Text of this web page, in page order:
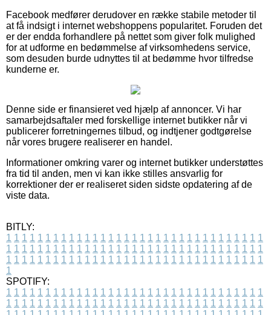
Facebook medfører derudover en række stabile metoder til
at få indsigt i internet webshoppens popularitet. Foruden det
er der endda forhandlere på nettet som giver folk mulighed
for at udforme en bedømmelse af virksomhedens service,
som desuden burde udnyttes til at bedømme hvor tilfredse
kunderne er.
Denne side er finansieret ved hjælp af annoncer. Vi har
samarbejdsaftaler med forskellige internet butikker når vi
publicerer forretningernes tilbud, og indtjener godtgørelse
når vores brugere realiserer en handel.
Informationer omkring varer og internet butikker understøttes
fra tid til anden, men vi kan ikke stilles ansvarlig for
korrektioner der er realiseret siden sidste opdatering af de
viste data.
BITLY:
1 1 1 1 1 1 1 1 1 1 1 1 1 1 1 1 1 1 1 1 1 1 1 1 1 1 1 1 1 1 1 1 1
1 1 1 1 1 1 1 1 1 1 1 1 1 1 1 1 1 1 1 1 1 1 1 1 1 1 1 1 1 1 1 1 1
1 1 1 1 1 1 1 1 1 1 1 1 1 1 1 1 1 1 1 1 1 1 1 1 1 1 1 1 1 1 1 1 1
1
SPOTIFY:
1 1 1 1 1 1 1 1 1 1 1 1 1 1 1 1 1 1 1 1 1 1 1 1 1 1 1 1 1 1 1 1 1
1 1 1 1 1 1 1 1 1 1 1 1 1 1 1 1 1 1 1 1 1 1 1 1 1 1 1 1 1 1 1 1 1